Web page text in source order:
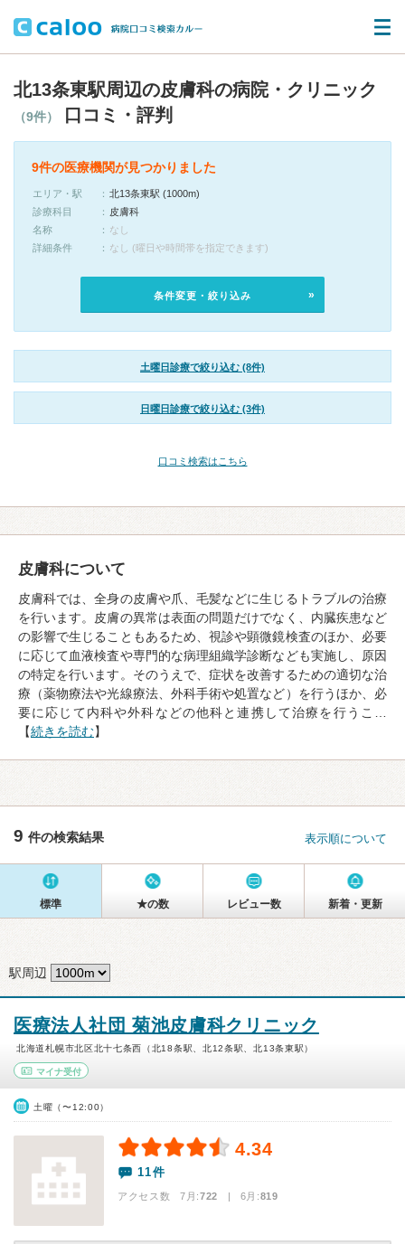
北13条東駅周辺の皮膚科の病院・クリニック
（9件） 口コミ・評判
9件の医療機関が見つかりました
エリア・駅
北13条東駅 (1000m)
診療科目
皮膚科
名称
なし
詳細条件
なし (曜日や時間帯を指定できます)
条件変更・絞り込み
土曜日診療で絞り込む (8件)
日曜日診療で絞り込む (3件)
口コミ検索はこちら
皮膚科について
皮膚科では、全身の皮膚や爪、毛髪などに生じるトラブルの治療
を行います。皮膚の異常は表面の問題だけでなく、内臓疾患など
の影響で生じることもあるため、視診や顕微鏡検査のほか、必要
に応じて血液検査や専門的な病理組織学診断なども実施し、原因
の特定を行います。そのうえで、症状を改善するための適切な治
療（薬物療法や光線療法、外科手術や処置など）を行うほか、必
要に応じて内科や外科などの他科と連携して治療を行うこ…
【続きを読む】
9 件の検索結果 表示順について
標準 ★の数 レビュー数 新着・更新
駅周辺
医療法人社団 菊池皮膚科クリニック
北海道札幌市北区北十七条西（北18条駅、北12条駅、北13条東駅）
マイナ受付
土曜（〜12:00）
4.34
11件
アクセス数 7月:722 | 6月:819